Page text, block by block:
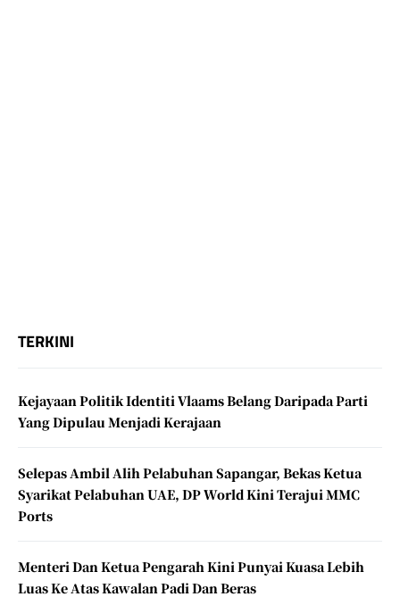
TERKINI
Kejayaan Politik Identiti Vlaams Belang Daripada Parti
Yang Dipulau Menjadi Kerajaan
Selepas Ambil Alih Pelabuhan Sapangar, Bekas Ketua
Syarikat Pelabuhan UAE, DP World Kini Terajui MMC
Ports
Menteri Dan Ketua Pengarah Kini Punyai Kuasa Lebih
Luas Ke Atas Kawalan Padi Dan Beras